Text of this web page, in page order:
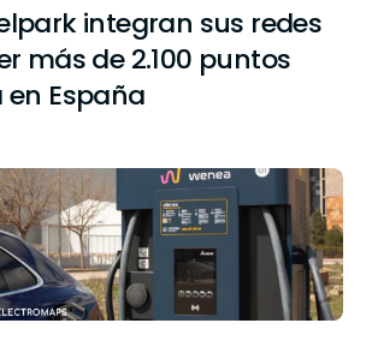
integran sus redes
más de 2.100 puntos
España